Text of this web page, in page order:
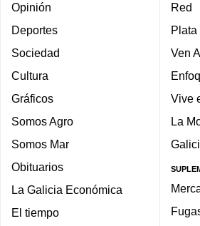
Opinión
Deportes
Sociedad
Cultura
Gráficos
Somos Agro
Somos Mar
Obituarios
La Galicia Económica
El tiempo
Red
Plata
Ven
Vive
La